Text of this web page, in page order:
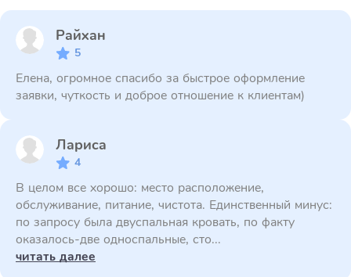
Райхан
5
Елена, огромное спасибо за быстрое оформление
заявки, чуткость и доброе отношение к клиентам)
Лариса
4
В целом все хорошо: место расположение,
обслуживание, питание, чистота. Единственный минус:
по запросу была двуспальная кровать, по факту
оказалось-две односпальные, сто...
читать далее